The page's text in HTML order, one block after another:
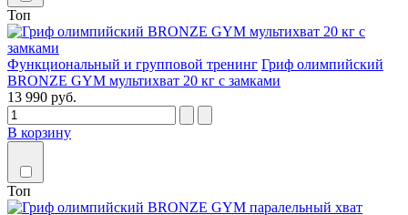
Топ
Функциональный и групповой тренинг Гриф олимпийский
BRONZE GYM мультихват 20 кг с замками
13 990 руб.
В корзину
Топ